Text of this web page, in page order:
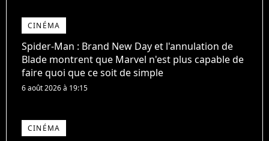
CINÉMA
Spider-Man : Brand New Day et l'annulation de
Blade montrent que Marvel n'est plus capable de
faire quoi que ce soit de simple
6 août 2026 à 19:15
CINÉMA